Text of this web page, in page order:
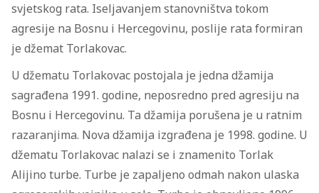
svjetskog rata. Iseljavanjem stanovništva tokom
agresije na Bosnu i Hercegovinu, poslije rata formiran
je džemat Torlakovac.
U džematu Torlakovac postojala je jedna džamija
sagrađena 1991. godine, neposredno pred agresiju na
Bosnu i Hercegovinu. Ta džamija porušena je u ratnim
razaranjima. Nova džamija izgrađena je 1998. godine. U
džematu Torlakovac nalazi se i znamenito Torlak
Alijino turbe. Turbe je zapaljeno odmah nakon ulaska